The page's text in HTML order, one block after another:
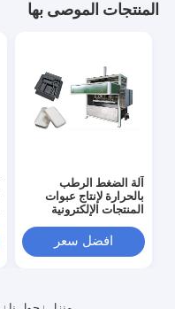
المنتجات الموصى بها
آلة الضغط الرطب
بالحرارة لإنتاج عبوات
المنتجات الإلكترونية
افضل سعر